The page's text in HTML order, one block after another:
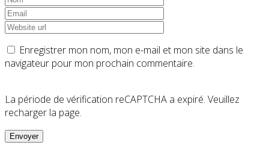
Enregistrer mon nom, mon e-mail et mon site dans le
navigateur pour mon prochain commentaire.
La période de vérification reCAPTCHA a expiré. Veuillez
recharger la page.